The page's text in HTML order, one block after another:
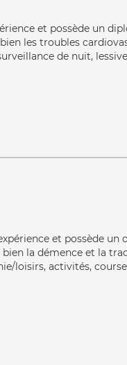
et possède un
les troubles
de nuit,
et possède un
la démence et la
loisirs, activités,